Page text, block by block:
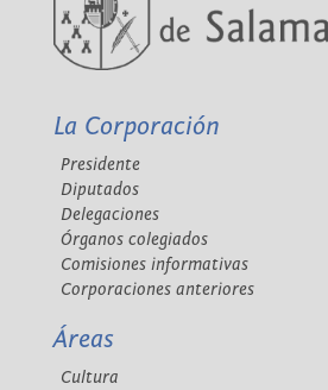
La Corporación
Presidente
Diputados
Delegaciones
Órganos colegiados
Comisiones informativas
Corporaciones anteriores
Áreas
Cultura